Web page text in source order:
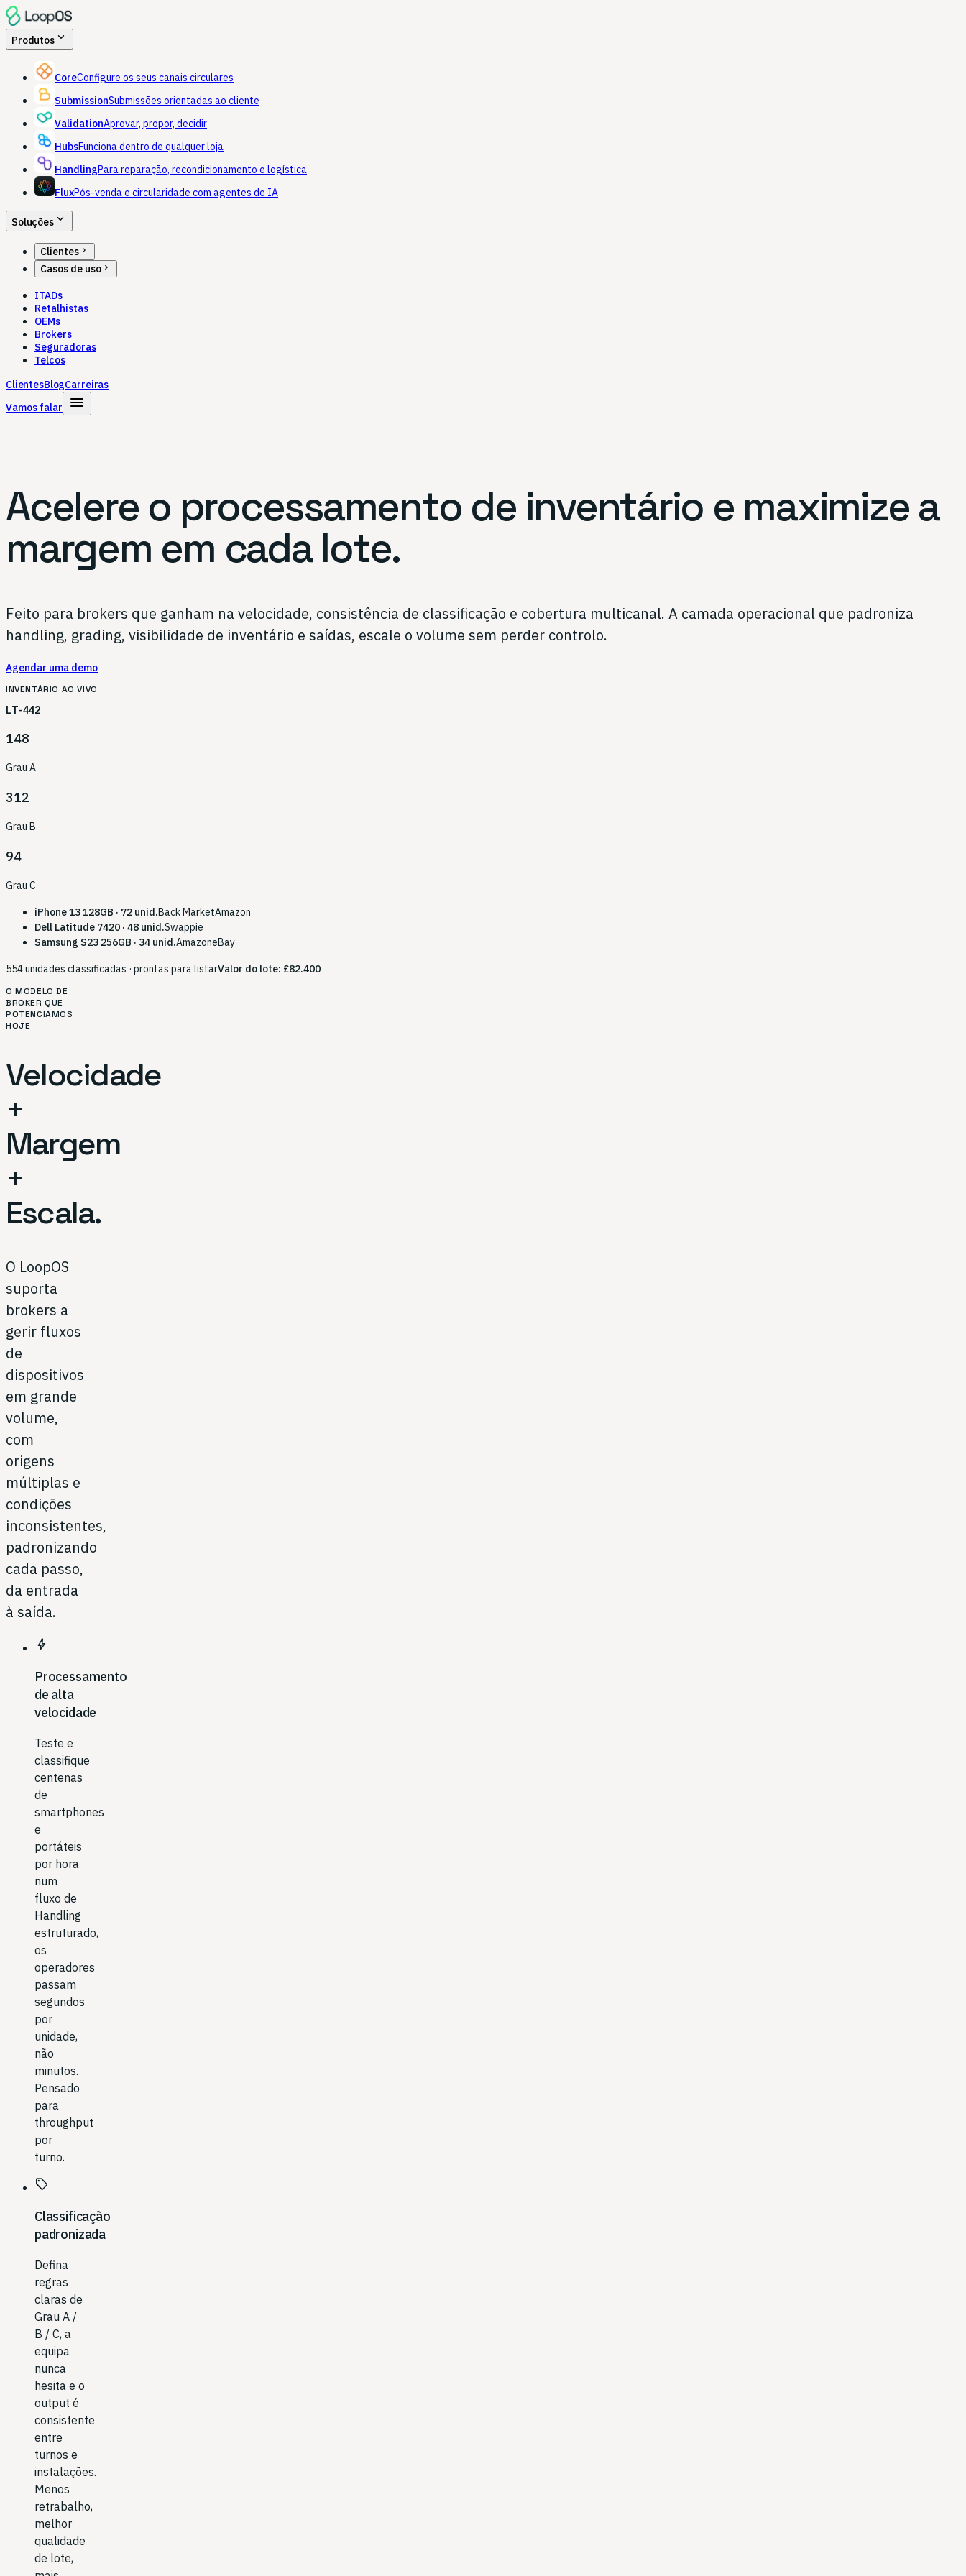
Produtosexpand_more
CoreConfigure os seus canais circulares
SubmissionSubmissões orientadas ao cliente
ValidationAprovar, propor, decidir
HubsFunciona dentro de qualquer loja
HandlingPara reparação, recondicionamento e logística
FluxPós-venda e circularidade com agentes de IA
Soluçõesexpand_more
Clientes chevron_right
Casos de uso chevron_right
ITADs
Retalhistas
OEMs
Brokers
Seguradoras
Telcos
ClientesBlogCarreiras
Vamos falar
menu
Acelere o processamento de inventário e maximize a
margem em cada lote.
Feito para brokers que ganham na velocidade, consistência de classificação e cobertura multicanal. A camada operacional que padroniza
handling, grading, visibilidade de inventário e saídas, escale o volume sem perder controlo.
Agendar uma demo
INVENTÁRIO AO VIVO
LT-442
148
Grau A
312
Grau B
94
Grau C
iPhone 13 128GB · 72 unid.Back MarketAmazon
Dell Latitude 7420 · 48 unid.Swappie
Samsung S23 256GB · 34 unid.AmazoneBay
554 unidades classificadas · prontas para listarValor do lote: £82.400
O MODELO DE
BROKER QUE
POTENCIAMOS
HOJE
Velocidade
+
Margem
+
Escala.
O LoopOS
suporta
brokers a
gerir fluxos
de
dispositivos
em grande
volume,
com
origens
múltiplas e
condições
inconsistentes,
padronizando
cada passo,
da entrada
à saída.
bolt
Processamento
de alta
velocidade
Teste e
classifique
centenas
de
smartphones
e
portáteis
por hora
num
fluxo de
Handling
estruturado,
os
operadores
passam
segundos
por
unidade,
não
minutos.
Pensado
para
throughput
por
turno.
sell
Classificação
padronizada
Defina
regras
claras de
Grau A /
B / C, a
equipa
nunca
hesita e o
output é
consistente
entre
turnos e
instalações.
Menos
retrabalho,
melhor
qualidade
de lote,